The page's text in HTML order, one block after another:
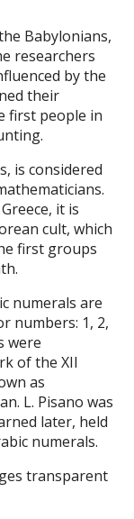
Babylonians,
researchers
by the
their
first people in
is considered
it is
cult, which
first groups
numerals are
numbers: 1, 2,
were
of the XII
as
L. Pisano was
later, held
numerals.
transparent